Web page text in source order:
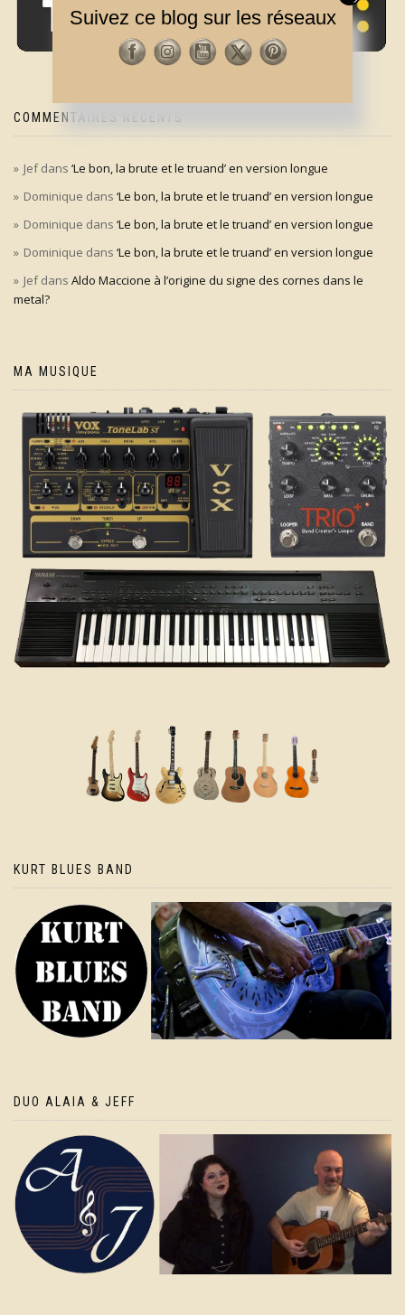
COMMENTAIRES RÉCENTS
Jefdans ‘Le bon, la brute et le truand’ en version longue
Dominique dans ‘Le bon, la brute et le truand’ en version longue
Dominique dans ‘Le bon, la brute et le truand’ en version longue
Dominique dans ‘Le bon, la brute et le truand’ en version longue
Jefdans Aldo Maccione à l’origine du signe des cornes dans le
metal?
MA MUSIQUE
KURT BLUES BAND
DUO ALAIA & JEFF
Suivez ce blog sur les réseaux